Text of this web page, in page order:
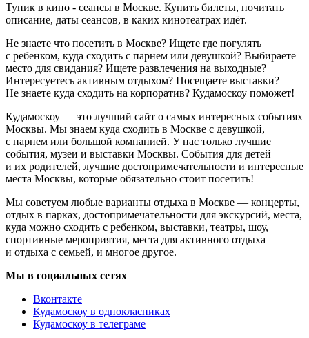
Тупик в кино - сеансы в Москве. Купить билеты, почитать
описание, даты сеансов, в каких кинотеатрах идёт.
Не знаете что посетить в Москве? Ищете где погулять
с ребенком, куда сходить с парнем или девушкой? Выбираете
место для свидания? Ищете развлечения на выходные?
Интересуетесь активным отдыхом? Посещаете выставки?
Не знаете куда сходить на корпоратив? Кудамоскоу поможет!
Кудамоскоу — это лучший сайт о самых интересных событиях
Москвы. Мы знаем куда сходить в Москве с девушкой,
с парнем или большой компанией. У нас только лучшие
события, музеи и выставки Москвы. События для детей
и их родителей, лучшие достопримечательности и интересные
места Москвы, которые обязательно стоит посетить!
Мы советуем любые варианты отдыха в Москве — концерты,
отдых в парках, достопримечательности для экскурсий, места,
куда можно сходить с ребенком, выставки, театры, шоу,
спортивные мероприятия, места для активного отдыха
и отдыха с семьей, и многое другое.
Мы в социальных сетях
Вконтакте
Кудамоскоу в однокласниках
Кудамоскоу в телеграме